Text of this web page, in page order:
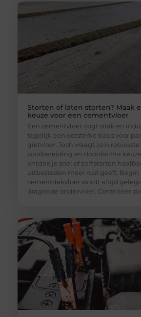
Storten of laten storten? Maak
keuze voor een cementvloer
Een cementvloer oogt strak en
tegelijk een oersterke basis voor
gietvloer. Toch vraagt zo’n
voorbereiding en doordachte
ontdek je snel of zelf storten
uitbesteden meer rust geeft. Begin
cementdekvloer wordt altijd
dragende ondervloer. Controleer